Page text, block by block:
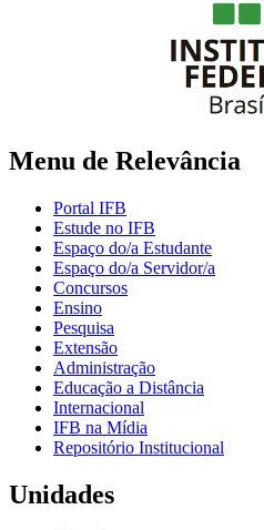
Menu de Relevância
Portal IFB
Estude no IFB
Espaço do/a Estudante
Espaço do/a Servidor/a
Concursos
Ensino
Pesquisa
Extensão
Administração
Educação a Distância
Internacional
IFB na Mídia
Repositório Institucional
Unidades